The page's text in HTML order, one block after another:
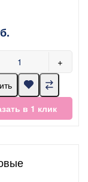
+
в 1 клик